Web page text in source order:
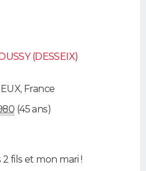
(DESSEIX)
, France
(45 ans)
2 fils et mon mari !